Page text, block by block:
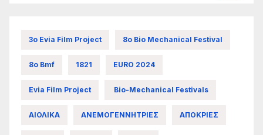
3ο Evia Film Project 8ο Bio Mechanical Festival
8ο Bmf 1821 EURO 2024
Evia Film Project Bio-Mechanical Festivals
ΑΙΟΛΙΚΑ ΑΝΕΜΟΓΕΝΝΗΤΡΙΕΣ ΑΠΟΚΡΙΕΣ